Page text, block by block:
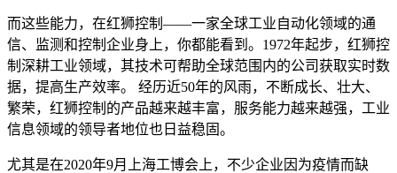
而这些能力，在红狮控制——一家全球工业自动化领域的通
信、监测和控制企业身上，你都能看到。1972年起步，红狮控
制深耕工业领域，其技术可帮助全球范围内的公司获取实时数
据，提高生产效率。 经历近50年的风雨，不断成长、壮大、
繁荣，红狮控制的产品越来越丰富，服务能力越来越强，工业
信息领域的领导者地位也日益稳固。
尤其是在2020年9月上海工博会上，不少企业因为疫情而缺